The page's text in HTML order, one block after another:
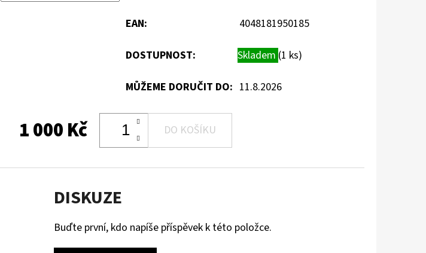
EAN: 4048181950185
DOSTUPNOST: Skladem (1 ks)
MŮŽEME DORUČIT DO: 11.8.2026
1 000 Kč DO KOŠÍKU
DISKUZE
Buďte první, kdo napíše příspěvek k této položce.